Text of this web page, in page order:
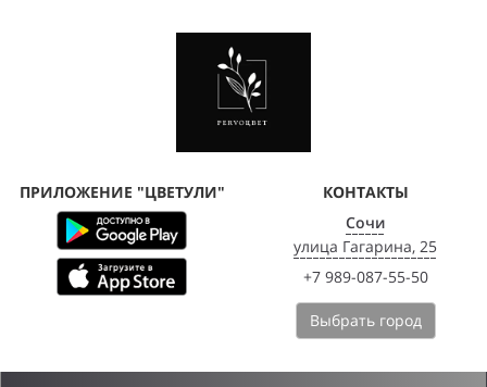
ПРИЛОЖЕНИЕ "ЦВЕТУЛИ"
КОНТАКТЫ
Сочи
улица Гагарина, 25
+7 989-087-55-50
Выбрать город